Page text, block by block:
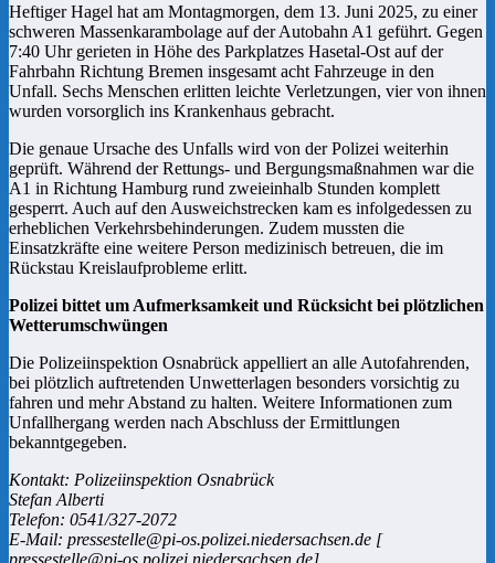
Heftiger Hagel hat am Montagmorgen, dem 13. Juni 2025, zu einer
schweren Massenkarambolage auf der Autobahn A1 geführt. Gegen
7:40 Uhr gerieten in Höhe des Parkplatzes Hasetal-Ost auf der
Fahrbahn Richtung Bremen insgesamt acht Fahrzeuge in den
Unfall. Sechs Menschen erlitten leichte Verletzungen, vier von ihnen
wurden vorsorglich ins Krankenhaus gebracht.
Die genaue Ursache des Unfalls wird von der Polizei weiterhin
geprüft. Während der Rettungs- und Bergungsmaßnahmen war die
A1 in Richtung Hamburg rund zweieinhalb Stunden komplett
gesperrt. Auch auf den Ausweichstrecken kam es infolgedessen zu
erheblichen Verkehrsbehinderungen. Zudem mussten die
Einsatzkräfte eine weitere Person medizinisch betreuen, die im
Rückstau Kreislaufprobleme erlitt.
Polizei bittet um Aufmerksamkeit und Rücksicht bei plötzlichen
Wetterumschwüngen
Die Polizeiinspektion Osnabrück appelliert an alle Autofahrenden,
bei plötzlich auftretenden Unwetterlagen besonders vorsichtig zu
fahren und mehr Abstand zu halten. Weitere Informationen zum
Unfallhergang werden nach Abschluss der Ermittlungen
bekanntgegeben.
Kontakt: Polizeiinspektion Osnabrück
Stefan Alberti
Telefon: 0541/327-2072
E-Mail: pressestelle@pi-os.polizei.niedersachsen.de [
pressestelle@pi-os.polizei.niedersachsen.de]